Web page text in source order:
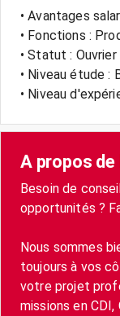
• Avantages
• Fonctions :
• Statut : Ouvrier
• Niveau étude :
• Niveau
A propos
Besoin de
opportunités ?
Nous sommes
toujours à vos
votre projet
missions en